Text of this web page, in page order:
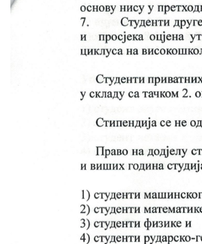
FINANSIJE
PRIVREDA
Poljoprivreda
Turizam
CIVILNA ZAŠTITA
KONTAKT